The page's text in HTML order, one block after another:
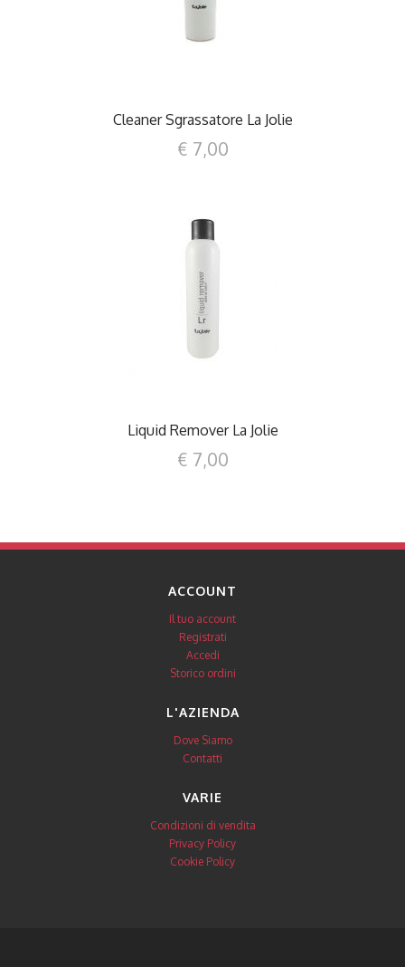
Cleaner Sgrassatore La Jolie
€ 7,00
DETTAGLI
Liquid Remover La Jolie
€ 7,00
ACCOUNT
Il tuo account
Registrati
Accedi
Storico ordini
L'AZIENDA
Dove Siamo
Contatti
VARIE
Condizioni di vendita
Privacy Policy
Cookie Policy